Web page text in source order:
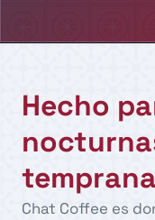
Hecho
Chat Coffee es